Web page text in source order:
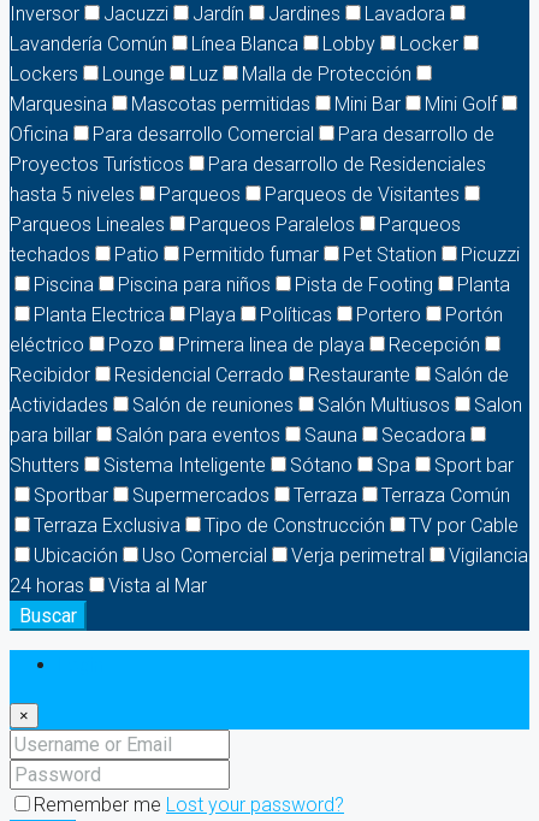
Inversor
Jacuzzi Jardín Jardines
Lavadora
Lavandería Común
Línea Blanca Lobby
Locker
Lockers
Lounge Luz
Malla de Protección
Marquesina
Mascotas permitidas Mini Bar
Mini Golf
Oficina
Para desarrollo Comercial
Para desarrollo de
Proyectos Turísticos
Para desarrollo de Residenciales
hasta 5 niveles
Parqueos
Parqueos de Visitantes
Parqueos Lineales
Parqueos Paralelos
Parqueos
techados
Patio Permitido fumar Pet Station
Picuzzi
Piscina
Piscina para niños Pista de Footing
Planta
Planta Electrica
Playa Políticas Portero
Portón
eléctrico
Pozo Primera linea de playa
Recepción
Recibidor
Residencial Cerrado Restaurante
Salón de
Actividades
Salón de reuniones Salón Multiusos
Salon
para billar
Salón para eventos Sauna
Secadora
Shutters
Sistema Inteligente Sótano Spa
Sport bar
Sportbar
Supermercados Terraza
Terraza Común
Terraza Exclusiva
Tipo de Construcción
TV por Cable
Ubicación
Uso Comercial Verja perimetral
Vigilancia
24 horas
Vista al Mar
Buscar
×
Remember me Lost your password?